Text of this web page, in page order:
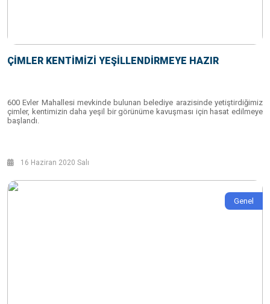
ÇİMLER KENTİMİZİ YEŞİLLENDİRMEYE HAZIR
600 Evler Mahallesi mevkinde bulunan belediye arazisinde yetiştirdiğimiz
çimler, kentimizin daha yeşil bir görünüme kavuşması için hasat edilmeye
başlandı.
16 Haziran 2020 Salı
Genel